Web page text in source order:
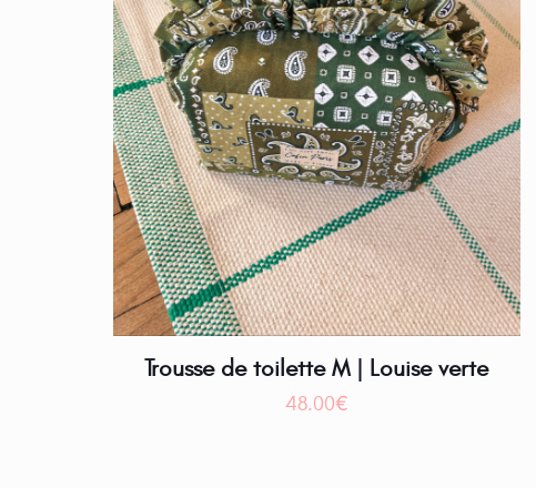
Trousse de toilette M | Louise verte
48.00€